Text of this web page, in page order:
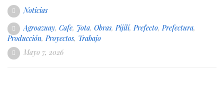
Noticias
Agroazuay, Cafe, Jota, Obras,Pijilí,Prefecto,Prefectura,
Producción,Proyectos, Trabajo
Mayo 7, 2026